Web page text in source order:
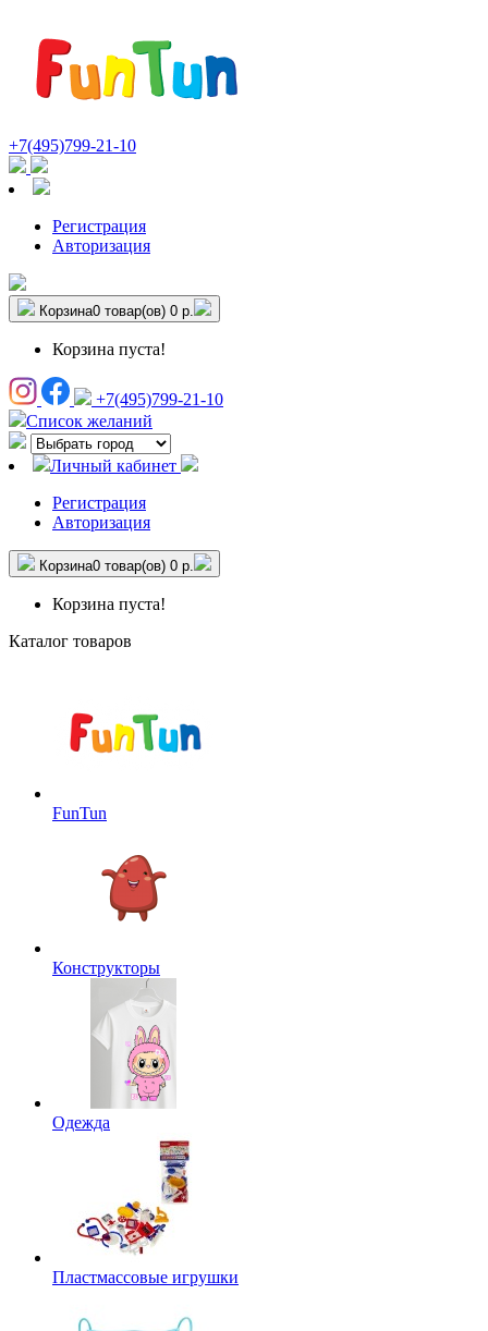
+7(495)799-21-10
Регистрация
Авторизация
Корзина0 товар(ов) 0 р.
Корзина пуста!
+7(495)799-21-10
Список желаний
Личный кабинет
Регистрация
Авторизация
Корзина0 товар(ов) 0 р.
Корзина пуста!
Каталог товаров
FunTun
Конструкторы
Одежда
Пластмассовые игрушки